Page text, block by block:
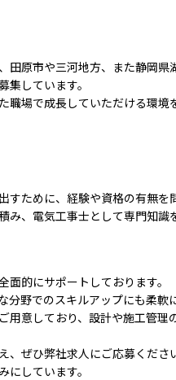
原市や三河地方、また静岡
しています。
場で成長していただける環境
ために、経験や資格の有無を
、電気工事士として専門知識
的にサポートしております。
野でのスキルアップにも柔軟
意しており、設計や施工管理
、ぜひ弊社求人にご応募くださ
しています。